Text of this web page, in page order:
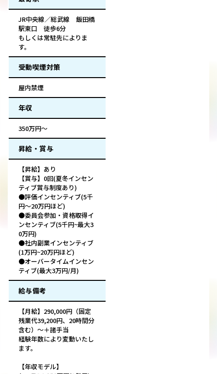
JR中央線／総武線 飯田橋
駅東口 徒歩6分
もしくは常駐先によりま
す。
受動喫煙対策
屋内禁煙
年収
350万円～
昇給・賞与
【昇給】あり
【賞与】0回(夏冬インセン
ティブ賞与制度あり)
●評価インセンティブ(5千
円～20万円ほど)
●委員会参加・資格取得イ
ンセンティブ(5千円~最大3
0万円)
●社内副業インセンティブ
(1万円~20万円ほど)
●オーバータイムインセン
ティブ(最大3万円/月)
給与備考
【月給】290,000円（固定
残業代39,200円、20時間分
含む）～＋諸手当
経験年数により変動いたし
ます。
【年収モデル】